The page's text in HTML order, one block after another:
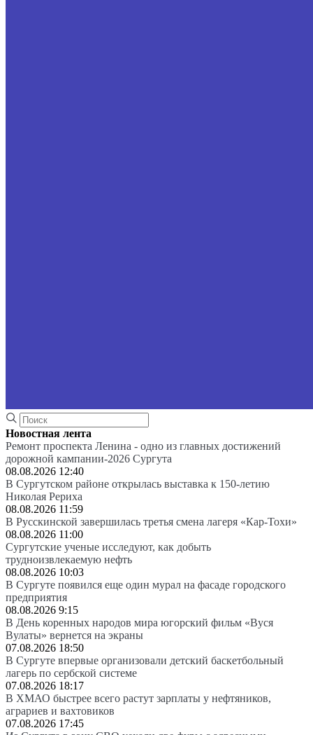
Новостная лента
Ремонт проспекта Ленина - одно из главных достижений
дорожной кампании-2026 Сургута
08.08.2026 12:40
В Сургутском районе открылась выставка к 150-летию
Николая Рериха
08.08.2026 11:59
В Русскинской завершилась третья смена лагеря «Кар-Тохи»
08.08.2026 11:00
Сургутские ученые исследуют, как добыть
трудноизвлекаемую нефть
08.08.2026 10:03
В Сургуте появился еще один мурал на фасаде городского
предприятия
08.08.2026 9:15
В День коренных народов мира югорский фильм «Вуся
Вулаты» вернется на экраны
07.08.2026 18:50
В Сургуте впервые организовали детский баскетбольный
лагерь по сербской системе
07.08.2026 18:17
В ХМАО быстрее всего растут зарплаты у нефтяников,
аграриев и вахтовиков
07.08.2026 17:45